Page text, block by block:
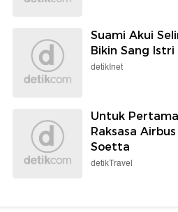
Suami Akui
Bikin Sang
detikInet
Untuk
Raksasa
Soetta
detikTravel